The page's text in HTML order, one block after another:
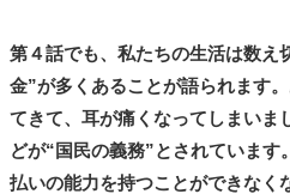
第４話でも、私たちの生活は数え
金”が多くあることが語られます
てきて、耳が痛くなってしまいま
どが“国民の義務”とされていま
払いの能力を持つことができなく